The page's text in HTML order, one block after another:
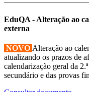
EduQA - Alteração ao
externa
NOVO Alteração ao
atualizando os prazos de
calendarização geral da
secundário e das provas